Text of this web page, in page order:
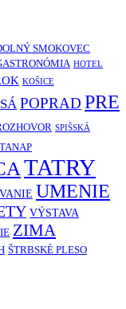
SMOKOVEC
HOTEL
KOŠICE
POPRAD PRE
SPIŠSKÁ
TANAP
TATRY
UMENIE
VÝSTAVA
ZIMA
ŠTRBSKÉ PLESO